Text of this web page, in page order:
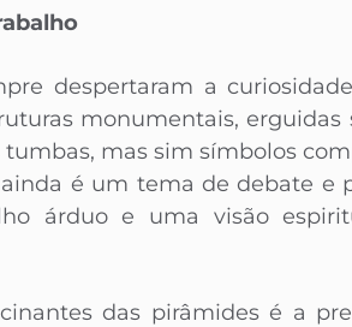
despertaram a
monumentais,
tumbas, mas sim símbolos
é um tema de debate e
árduo e uma visão
das pirâmides é a